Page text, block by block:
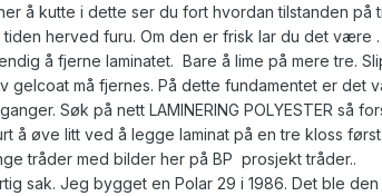
å kutte i dette ser du fort hvordan tilstanden på
herved furu. Om den er frisk lar du det være
å fjerne laminatet. Bare å lime på mere tre.
gelcoat må fjernes. På dette fundamentet er det
Søk på nett LAMINERING POLYESTER så
å øve litt ved å legge laminat på en tre kloss
tråder med bilder her på BP prosjekt tråder..
sak. Jeg bygget en Polar 29 i 1986. Det ble